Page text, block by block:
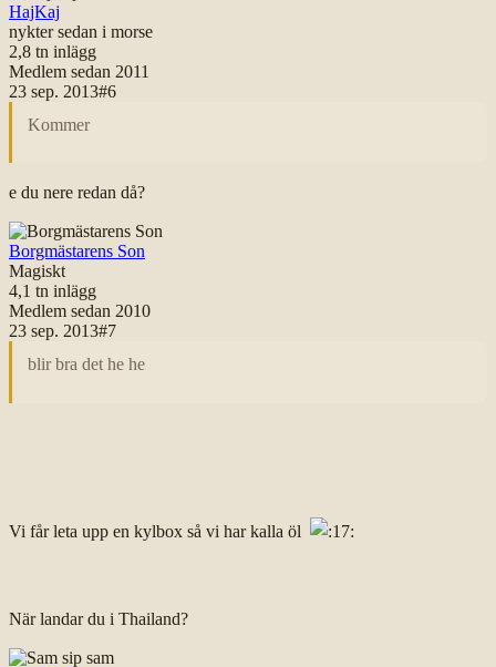
HajKaj
nykter sedan i morse
2,8 tn inlägg
Medlem sedan 2011
23 sep. 2013#6
Kommer
e du nere redan då?
Borgmästarens Son
Magiskt
4,1 tn inlägg
Medlem sedan 2010
23 sep. 2013#7
blir bra det he he
Vi får leta upp en kylbox så vi har kalla öl
När landar du i Thailand?